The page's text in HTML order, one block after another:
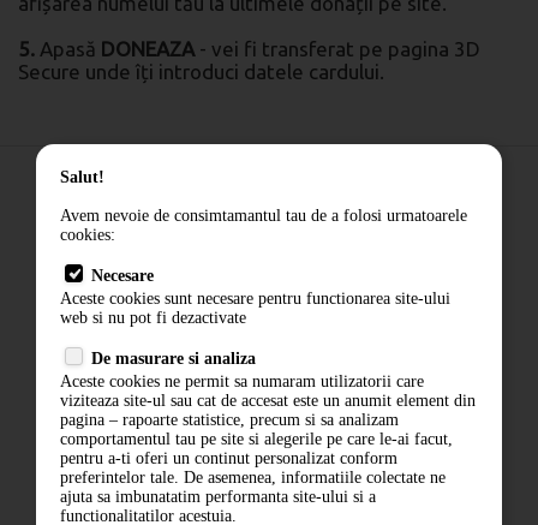
5. Apasă DONEAZA - vei fi transferat pe pagina 3D
Secure unde îți introduci datele cardului.
Donati pentru Salina Praid
Contact
Termeni si conditii
Politica de confidentialitate
ANPC
Salut!
Avem nevoie de consimtamantul tau de a folosi urmatoarele
cookies:
Necesare
Aceste cookies sunt necesare pentru functionarea site-ului
web si nu pot fi dezactivate
De masurare si analiza
Aceste cookies ne permit sa numaram utilizatorii care
viziteaza site-ul sau cat de accesat este un anumit element din
pagina – rapoarte statistice, precum si sa analizam
comportamentul tau pe site si alegerile pe care le-ai facut,
pentru a-ti oferi un continut personalizat conform
preferintelor tale. De asemenea, informatiile colectate ne
ajuta sa imbunatatim performanta site-ului si a
functionalitatilor acestuia.